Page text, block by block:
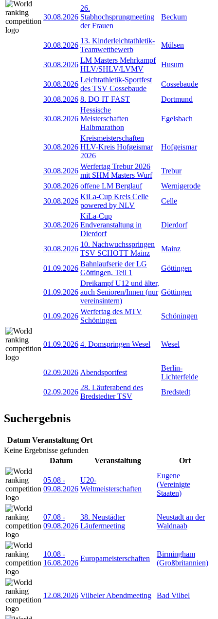
30.08.2026
26.
Stabhochsprungmeeting
der Frauen
Beckum
30.08.2026
13. Kinderleichtathletik-
Teamwettbewerb
Mülsen
30.08.2026
LM Masters Mehrkampf
HLV/SHLV/LVMV
Husum
30.08.2026
Leichtathletik-Sportfest
des TSV Cossebaude
Cossebaude
30.08.2026 8. DO IT FAST Dortmund
30.08.2026
Hessische
Meisterschaften
Halbmarathon
Egelsbach
30.08.2026
Kreismeisterschaften
HLV-Kreis Hofgeismar
2026
Hofgeismar
30.08.2026
Werfertag Trebur 2026
mit SHM Masters Wurf
Trebur
30.08.2026 offene LM Berglauf
Wernigerode
30.08.2026
KiLa-Cup Kreis Celle
powered by NLV
Celle
30.08.2026
KiLa-Cup
Endveranstaltung in
Dierdorf
Dierdorf
30.08.2026
10. Nachwuchsspringen
TSV SCHOTT Mainz
Mainz
01.09.2026
Bahnlaufserie der LG
Göttingen, Teil 1
Göttingen
01.09.2026
Dreikampf U12 und älter,
auch Senioren/Innen (nur
vereinsintern)
Göttingen
01.09.2026
Werfertag des MTV
Schöningen
Schöningen
01.09.2026 4. Domspringen Wesel Wesel
02.09.2026 Abendsportfest
Berlin-
Lichterfelde
02.09.2026
28. Läuferabend des
Bredstedter TSV
Bredstedt
Suchergebnis
Datum Veranstaltung Ort
Keine Ergebnisse gefunden
Datum
Veranstaltung Ort
05.08 -
09.08.2026
U20-
Weltmeisterschaften
Eugene
(Vereinigte
Staaten)
07.08 -
09.08.2026
38. Neustädter
Läufermeeting
Neustadt an der
Waldnaab
10.08 -
16.08.2026
Europameisterschaften
Birmingham
(Großbritannien)
12.08.2026 Vilbeler Abendmeeting Bad Vilbel